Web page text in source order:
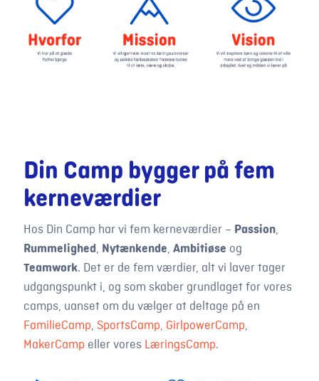
Din Camp bygger på fem
kerneværdier
Hos Din Camp har vi fem kerneværdier – Passion,
Rummelighed, Nytænkende, Ambitiøse og
Teamwork. Det er de fem værdier, alt vi laver tager
udgangspunkt i, og som skaber grundlaget for vores
camps, uanset om du vælger at deltage på en
FamilieCamp, SportsCamp, GirlpowerCamp,
MakerCamp eller vores LæringsCamp.